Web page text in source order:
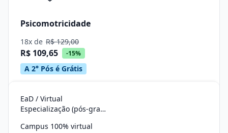
Psicomotricidade
18x de R$ 129,00
R$ 109,65 -15%
A 2° Pós é Grátis
EaD / Virtual
Especialização (pós-graduação)
Campus 100% virtual